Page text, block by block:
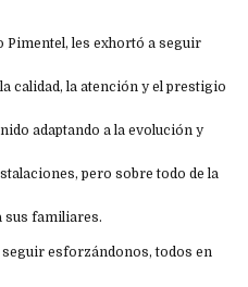
Pimentel, les exhortó a seguir
calidad, la atención y el prestigio
adaptando a la evolución y
pero sobre todo de la
sus familiares.
esforzándonos, todos en